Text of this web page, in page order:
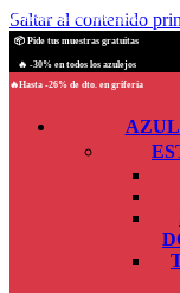
Saltar al contenido
🚚 Envios seguros a toda España
📦 Pide tus muestras gratuitas
🔥 -30% en todos los azulejos
🔥Hasta -26% de dto. en grifería